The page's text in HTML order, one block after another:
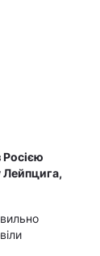
Росією
Лейпцига,